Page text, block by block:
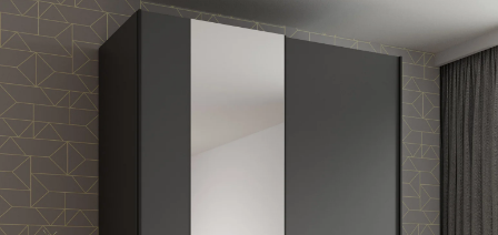
Banken & Stoelen
Kasten & Opbergen
Tafels
Complete woonkamersets
Bedden
Kasten & Opbergen
Complete slaapkamersets
Accessoires
Bedden
Kasten & Opbergen
Banken
Kasten & Opbergen
Accessoires
Industrieel
Hotel-Chique
Modern
Landelijk